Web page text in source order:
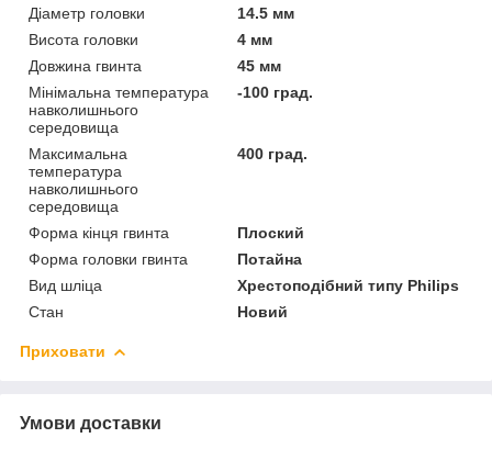
Діаметр головки
14.5 мм
Висота головки
4 мм
Довжина гвинта
45 мм
Мінімальна температура
навколишнього
середовища
-100 град.
Максимальна
температура
навколишнього
середовища
400 град.
Форма кінця гвинта
Плоский
Форма головки гвинта
Потайна
Вид шліца
Хрестоподібний типу Philips
Стан
Новий
Приховати
Умови доставки